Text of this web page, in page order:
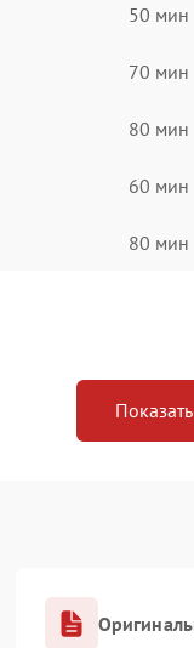
50 мин
70 мин
80 мин
60 мин
80 мин